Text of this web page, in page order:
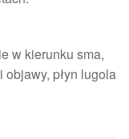
w kierunku sma,
płyn lugola